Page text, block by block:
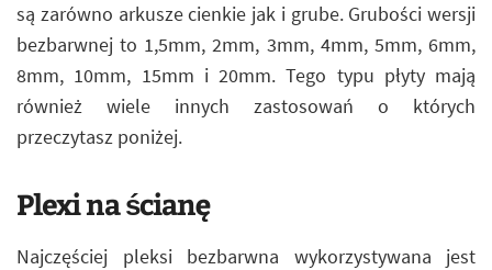
są zarówno arkusze cienkie jak i grube. Grubości wersji
bezbarwnej to 1,5mm, 2mm, 3mm, 4mm, 5mm, 6mm,
8mm, 10mm, 15mm i 20mm. Tego typu płyty mają
również wiele innych zastosowań o których
przeczytasz poniżej.
Plexi na ścianę
Najczęściej pleksi bezbarwna wykorzystywana jest